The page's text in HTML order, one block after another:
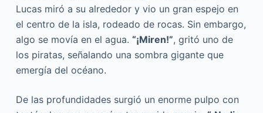
Lucas miró a su alrededor y vio un gran espejo en
el centro de la isla, rodeado de rocas. Sin embargo,
algo se movía en el agua. “¡Miren!”, gritó uno de
los piratas, señalando una sombra gigante que
emergía del océano.
De las profundidades surgió un enorme pulpo con